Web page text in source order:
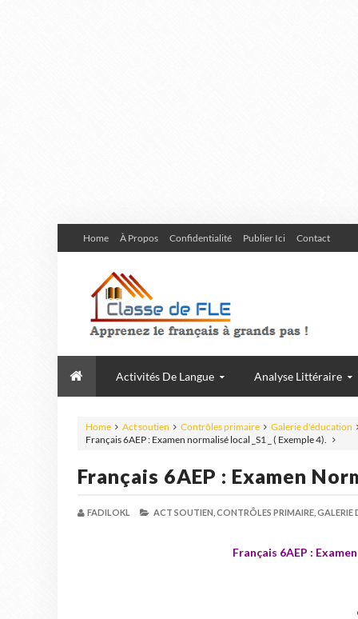
Home À Propos Confidentialité Publier Ici Contact
Activités De Langue Analyse Littéraire
Home Act soutien Contrôles primaire
Galerie d'éducation
Français 6AEP : Examen normalisé local _S1 _ ( Exemple 4).
Français 6AEP : Examen
FADILOKL ACT SOUTIEN, CONTRÔLES PRIMAIRE, GALERIE
Français 6AEP :